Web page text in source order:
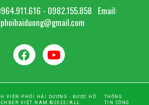
- 0982.155.858 Email:
VIỆN PHỔI HẢI DƯƠNG - ĐƯỢC HỖ
VIỆT NAM ©2022/ALL
THÔNG
TIN CÔNG